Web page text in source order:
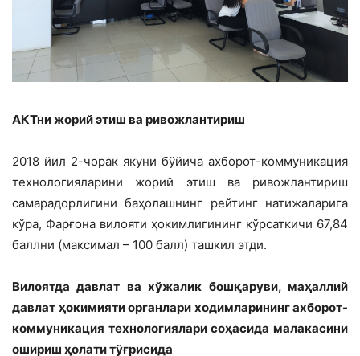
АКТни жорий этиш ва ривожлантириш
2018 йил 2-чорак якуни бўйича ахборот-коммуникация
технологияларини жорий этиш ва ривожлантириш
самарадорлигини баҳолашнинг рейтинг натижаларига
кўра, Фарғона вилояти ҳокимлигининг кўрсаткичи 67,84
баллни (максимал – 100 балл) ташкил этди.
Вилоятда давлат ва хўжалик бошқаруви, маҳаллий
давлат ҳокимияти органлари ходимларининг ахборот-
коммуникация технологиялари соҳасида малакасини
ошириш ҳолати тўғрисида